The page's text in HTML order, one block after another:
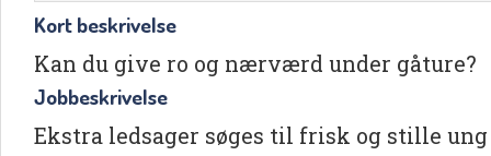
Kort beskrivelse
Kan du give ro og nærværd under gåture?
Jobbeskrivelse
Ekstra ledsager søges til frisk og stille ung